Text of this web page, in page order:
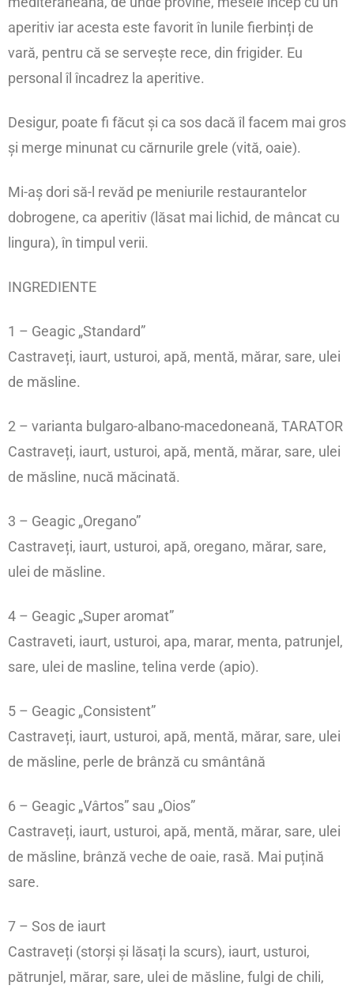
aperitiv iar acesta este favorit în lunile fierbinți de
vară, pentru că se servește rece, din frigider. Eu
personal îl încadrez la aperitive.
Desigur, poate fi făcut și ca sos dacă îl facem mai gros
și merge minunat cu cărnurile grele (vită, oaie).
Mi-aș dori să-l revăd pe meniurile restaurantelor
dobrogene, ca aperitiv (lăsat mai lichid, de mâncat cu
lingura), în timpul verii.
INGREDIENTE
1 – Geagic „Standard”
Castraveți, iaurt, usturoi, apă, mentă, mărar, sare, ulei
de măsline.
2 – varianta bulgaro-albano-macedoneană, TARATOR
Castraveți, iaurt, usturoi, apă, mentă, mărar, sare, ulei
de măsline, nucă măcinată.
3 – Geagic „Oregano”
Castraveți, iaurt, usturoi, apă, oregano, mărar, sare,
ulei de măsline.
4 – Geagic „Super aromat”
Castraveti, iaurt, usturoi, apa, marar, menta, patrunjel,
sare, ulei de masline, telina verde (apio).
5 – Geagic „Consistent”
Castraveți, iaurt, usturoi, apă, mentă, mărar, sare, ulei
de măsline, perle de brânză cu smântână
6 – Geagic „Vârtos” sau „Oios”
Castraveți, iaurt, usturoi, apă, mentă, mărar, sare, ulei
de măsline, brânză veche de oaie, rasă. Mai puțină
sare.
7 – Sos de iaurt
Castraveți (storși și lăsați la scurs), iaurt, usturoi,
pătrunjel, mărar, sare, ulei de măsline, fulgi de chili,